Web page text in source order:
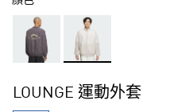
LOUNGE 運動外套